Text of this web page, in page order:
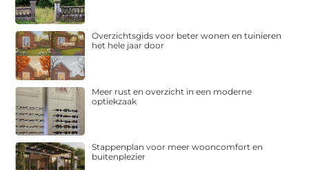
Overzichtsgids voor beter wonen en tuinieren
het hele jaar door
Meer rust en overzicht in een moderne
optiekzaak
Stappenplan voor meer wooncomfort en
buitenplezier